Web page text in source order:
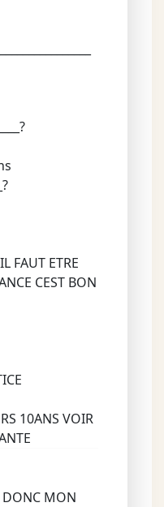
FAUT ETRE
CEST BON
10ANS VOIR
DONC MON